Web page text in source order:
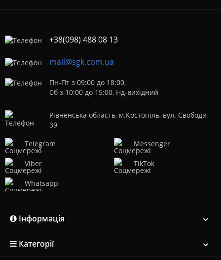
+38(098) 488 08 13
mail@sgk.com.ua
Пн-Пт з 09:00 до 18:00,
Сб з 10:00 до 15:00, Нд-вихідний
Рівненська область, м.Костопіль, вул. Свободи
39
Telegram
Viber
Whatsapp
Messenger
TikTok
Інформація
Категорії